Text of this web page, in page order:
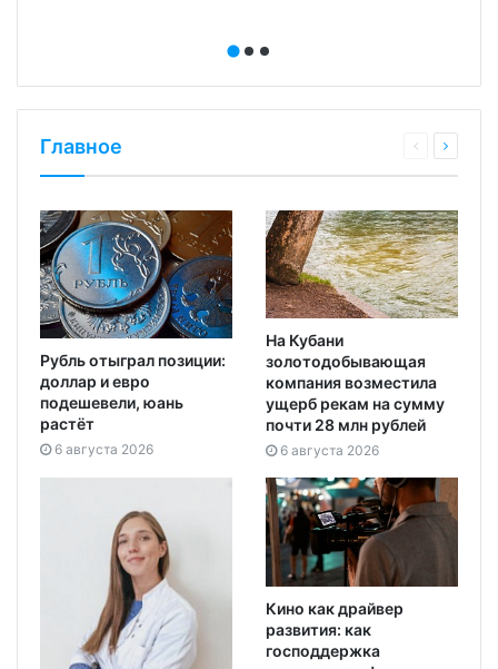
Главное
Рубль отыграл позиции:
доллар и евро
подешевели, юань
растёт
6 августа 2026
На Кубани
золотодобывающая
компания возместила
ущерб рекам на сумму
почти 28 млн рублей
6 августа 2026
Кино как драйвер
развития: как
господдержка